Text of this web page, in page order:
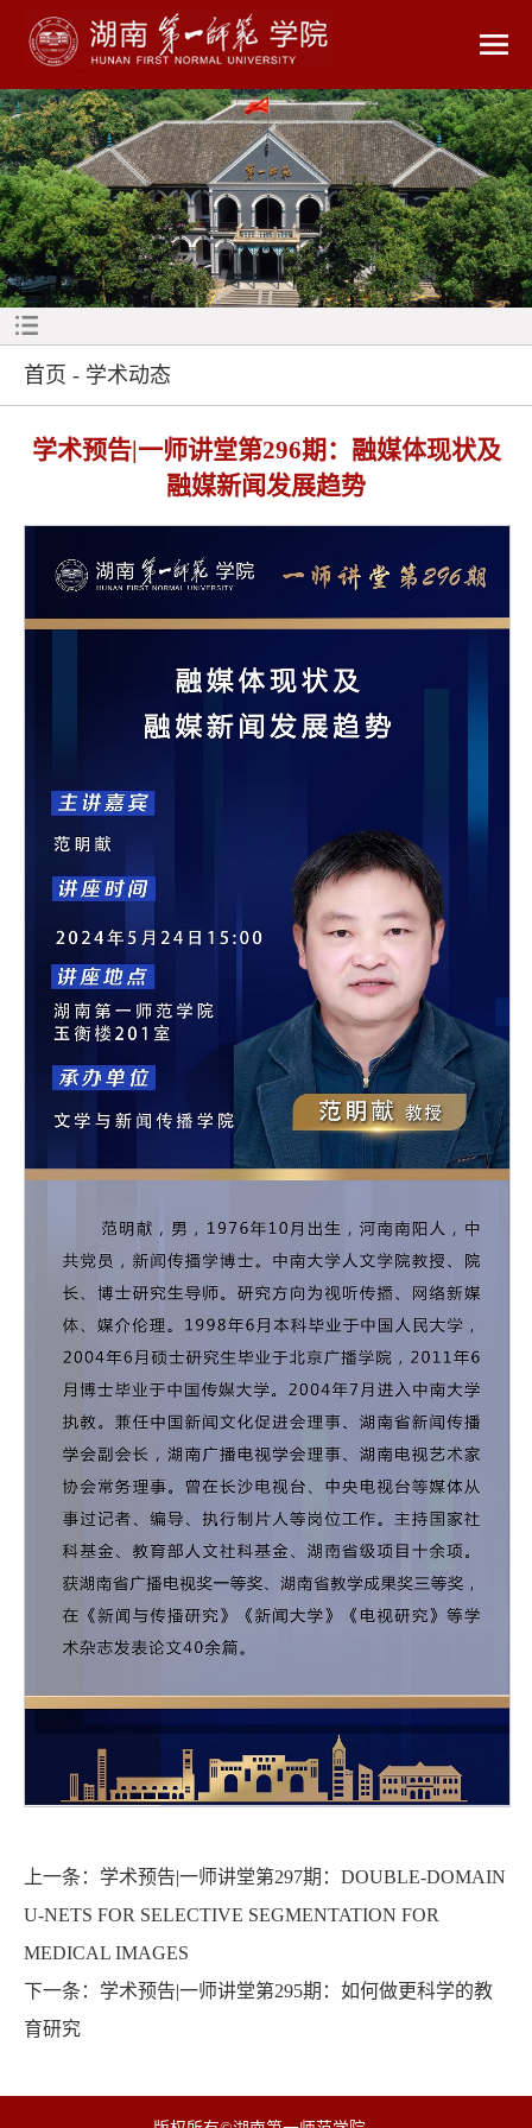
首页 - 学术动态
学术预告|一师讲堂第296期：融媒体现状及
融媒新闻发展趋势
上一条： 学术预告|一师讲堂第297期：DOUBLE-DOMAIN
U-NETS FOR SELECTIVE SEGMENTATION FOR
MEDICAL IMAGES
下一条： 学术预告|一师讲堂第295期：如何做更科学的教
育研究